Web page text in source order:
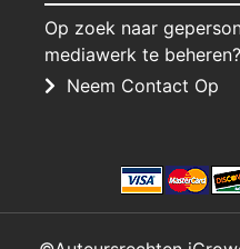
Op zoek naar
mediawerk te beheren?
Neem Contact Op